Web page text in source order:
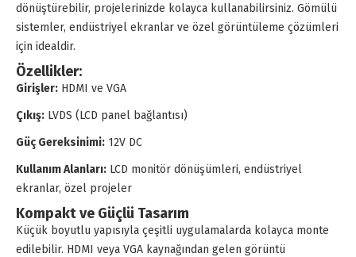
dönüştürebilir, projelerinizde kolayca kullanabilirsiniz. Gömülü
sistemler, endüstriyel ekranlar ve özel görüntüleme çözümleri
için idealdir.
Özellikler:
Girişler: HDMI ve VGA
Çıkış: LVDS (LCD panel bağlantısı)
Güç Gereksinimi: 12V DC
Kullanım Alanları: LCD monitör dönüşümleri, endüstriyel
ekranlar, özel projeler
Kompakt ve Güçlü Tasarım
Küçük boyutlu yapısıyla çeşitli uygulamalarda kolayca monte
edilebilir. HDMI veya VGA kaynağından gelen görüntü